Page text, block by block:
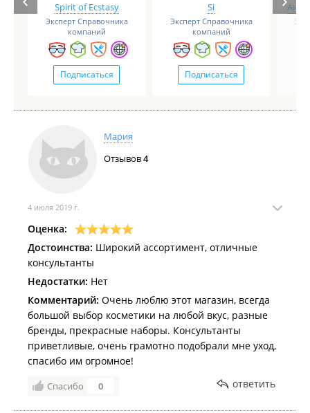
Spirit of Ecstasy
Эксперт Справочника
компаний
Подписаться
Si
Эксперт Справочника
компаний
Подписаться
Мария
Отзывов4
4 июля 2019 г.
Оценка:
Достоинства: Широкий ассортимент, отличные
консультанты
Недостатки: Нет
Комментарий: Очень люблю этот магазин, всегда
большой выбор косметики на любой вкус, разные
бренды, прекрасные наборы. Консультанты
приветливые, очень грамотно подобрали мне уход,
спасибо им огромное!
Спасибо 0 ответить